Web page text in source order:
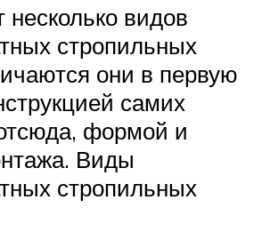
несколько видов
стропильных
они в первую
самих
формой и
Виды
стропильных